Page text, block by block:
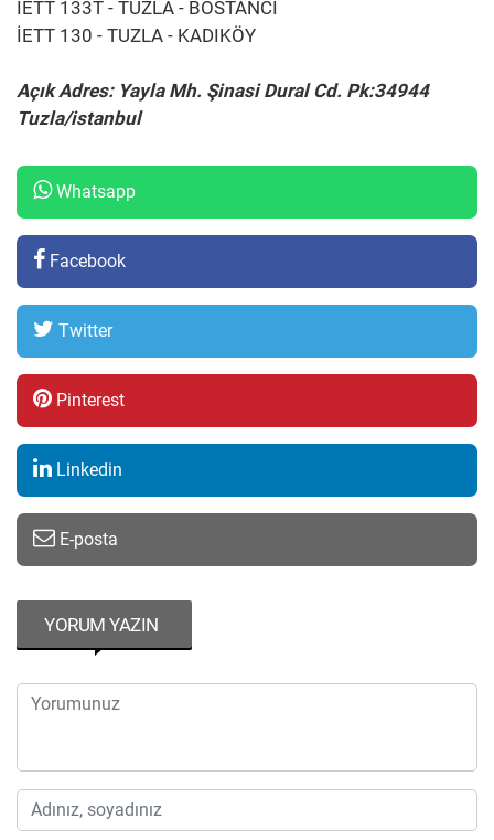
İETT 133T - TUZLA - BOSTANCI
İETT 130 - TUZLA - KADIKÖY
Açık Adres: Yayla Mh. Şinasi Dural Cd. Pk:34944
Tuzla/istanbul
Whatsapp
Facebook
Twitter
Pinterest
Linkedin
E-posta
YORUM YAZIN